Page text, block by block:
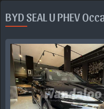
BYD SEAL U PHEV